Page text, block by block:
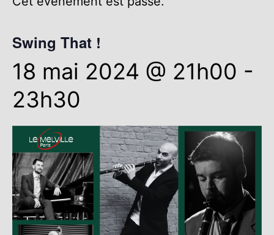
Swing That !
18 mai 2024 @ 21h00 -
23h30